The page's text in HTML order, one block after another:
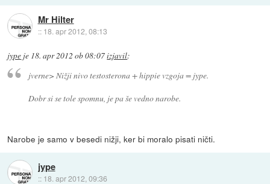
Mr Hilter
:: 18. apr 2012, 08:13
jype je 18. apr 2012 ob 08:07izjavil:
jverne> Nižji nivo testosterona + hippie vzgoja = jype.
Dobr si se tole spomnu, je pa še vedno narobe.
Narobe je samo v besedi nižji, ker bi moralo pisati ničti.
jype
:: 18. apr 2012, 09:36